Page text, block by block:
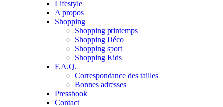
Lifestyle
A propos
Shopping
Shopping printemps
Shopping Déco
Shopping sport
Shopping Kids
F.A.Q.
Correspondance des tailles
Bonnes adresses
Pressbook
Contact